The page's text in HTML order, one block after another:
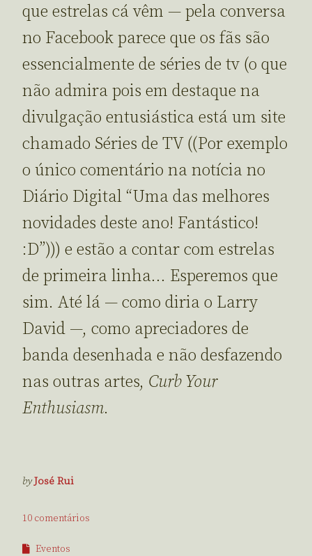
que estrelas cá vêm — pela conversa
no Facebook parece que os fãs são
essencialmente de séries de tv (o que
não admira pois em destaque na
divulgação entusiástica está um site
chamado Séries de TV ((Por exemplo
o único comentário na notícia no
Diário Digital “Uma das melhores
novidades deste ano! Fantástico!
:D”))) e estão a contar com estrelas
de primeira linha… Esperemos que
sim. Até lá — como diria o Larry
David —, como apreciadores de
banda desenhada e não desfazendo
nas outras artes, Curb Your
Enthusiasm.
byJosé Rui
10 comentários
Eventos